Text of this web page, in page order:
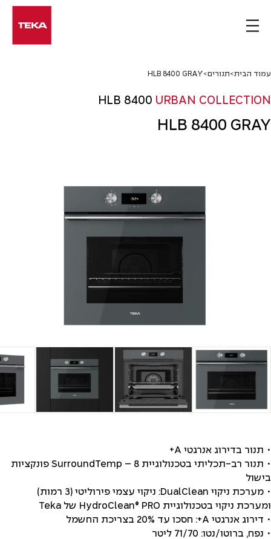
עמוד הבית>תנורים>
HLB 8400 GRAY
HLB 8400 URBAN COLLECTION
HLB 8400 GRAY
• תנור בדירוג אנרגטי A+
• תנור רב-תכליתי בטכנולוגיית SurroundTemp – 8 פונקציות
בישול
• מערכת ניקוי DualClean: ניקוי עצמי פירוליטי (3 רמות)
ומערכת ניקוי בטכנולוגיית HydroClean® PRO של Teka
• דירוג אנרגטי A+: חסכו עד 20% בצריכת החשמל
• נפח, ברוטו/נטו: 71/70 ליטר